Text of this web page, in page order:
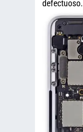
defectuoso.